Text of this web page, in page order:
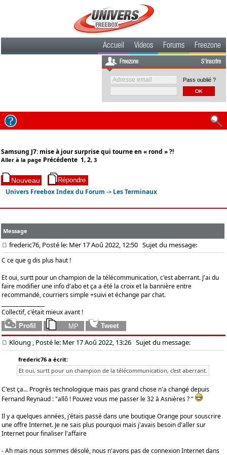
Accueil Videos Forums Freezone
Freezone S'inscrire
Pass oublié ?
Samsung J7: mise à jour surprise qui tourne en « rond » ?!
Aller à la page Précédente 1,2,3
Univers Freebox Index du Forum -> Les Terminaux
Message
frederic76, Posté le: Mer 17 Aoû 2022, 12:50 Sujet du message:
C ce que g dis plus haut !
Et oui, surtt pour un champion de la télécommunication, c'est aberrant. J'ai du
faire modifier une info d'abo et ça a été la croix et la bannière entre
recommandé, courriers simple +suivi et échange par chat.
Collectif, c'était mieux avant !
Kloung , Posté le: Mer 17 Aoû 2022, 13:26 Sujet du message:
frederic76 a écrit:
Et oui, surtt pour un champion de la télécommunication, c'est aberrant.
C'est ça... Progrès technologique mais pas grand chose n'a changé depuis
Fernand Reynaud : "allô ! Pouvez vous me passer le 32 à Asnières ? "
Il y a quelques années, j'étais passé dans une boutique Orange pour souscrire
une offre Internet. Je ne sais plus pourquoi mais j'avais besoin d'aller sur
Internet pour finaliser l'affaire
- Ah mais nous sommes désolé, nous n'avons pas de connexion Internet dans